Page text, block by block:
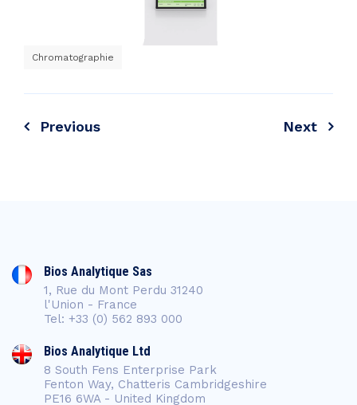
Chromatographie
Previous Next
Bios Analytique Sas
1, Rue du Mont Perdu 31240
l'Union - France
Tel: +33 (0) 562 893 000
Bios Analytique Ltd
8 South Fens Enterprise Park
Fenton Way, Chatteris Cambridgeshire
PE16 6WA - United Kingdom